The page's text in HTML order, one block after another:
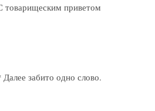
товарищеским приветом
Далее забито одно слово.